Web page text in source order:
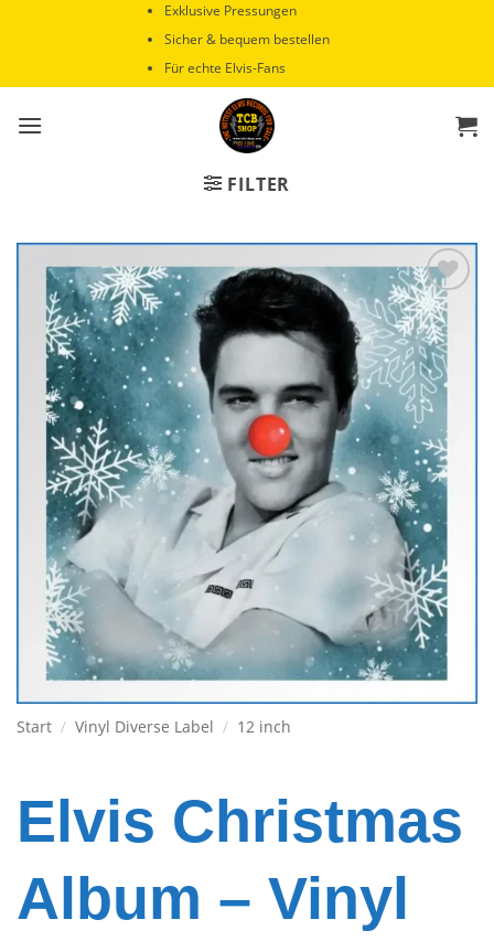
Exklusive Pressungen
Sicher & bequem bestellen
Für echte Elvis-Fans
FILTER
Zur
Wunschliste
hinzufügen
Start / Vinyl Diverse Label / 12 inch
Elvis Christmas
Album – Vinyl